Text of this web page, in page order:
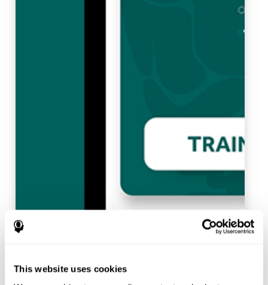
This website uses cookies